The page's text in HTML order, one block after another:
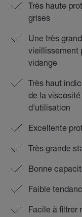
Très haute
grises
Une très
vieillissement
vidange
Très haut
de la
d'utilisation
Excellente
Très grande
Bonne
Faible
Facile à filtrer